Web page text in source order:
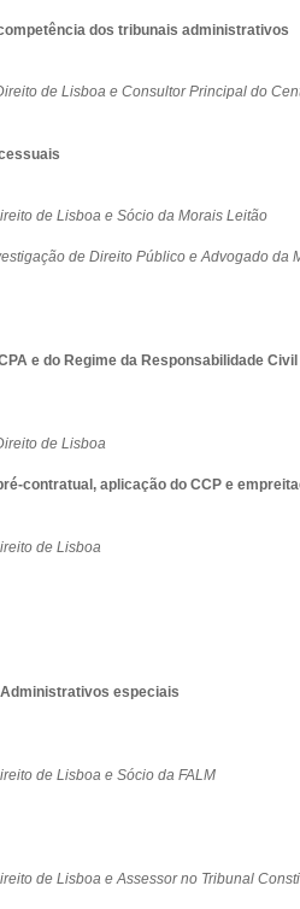
dos tribunais administrativos
de Lisboa e Consultor Principal do
de Lisboa e Sócio da Morais Leitão
de Direito Público e Advogado da
e do Regime da Responsabilidade
de Lisboa
contratual, aplicação do CCP e
de Lisboa
especiais
de Lisboa e Sócio da FALM
de Lisboa e Assessor no Tribunal